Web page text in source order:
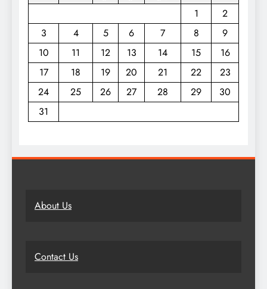
1
2
3
4 5 6 7 8
9
10
11 12 13 14 15
16
17
18 19 20 21 22
23
24
25 26 27 28 29
30
31
About Us
Contact Us